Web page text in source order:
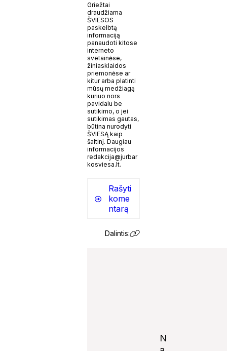
Griežtai
draudžiama
ŠVIESOS
paskelbtą
informaciją
panaudoti kitose
interneto
svetainėse,
žiniasklaidos
priemonėse ar
kitur arba platinti
mūsų medžiagą
kuriuo nors
pavidalu be
sutikimo, o jei
sutikimas gautas,
būtina nurodyti
ŠVIESĄ kaip
šaltinį. Daugiau
informacijos
redakcija@jurbar
kosviesa.lt.
Rašyti
kome
ntarą
Dalintis:
N